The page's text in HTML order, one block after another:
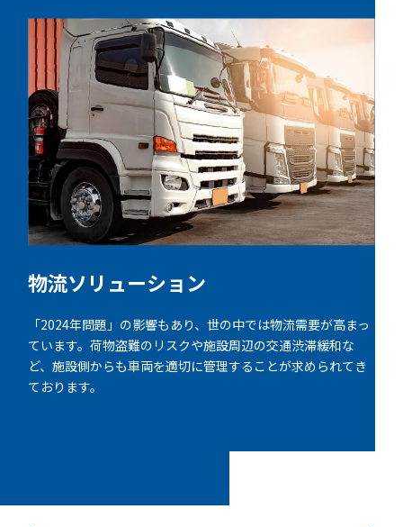
物流ソリューション
「2024年問題」の影響もあり、世の中では物流需要が高まっ
ています。荷物盗難のリスクや施設周辺の交通渋滞緩和な
ど、施設側からも車両を適切に管理することが求められてき
ております。